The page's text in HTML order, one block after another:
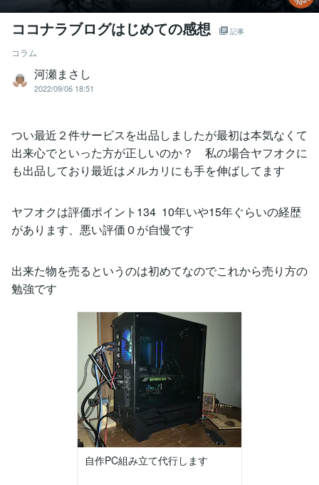
ココナラブログはじめての感想 記事
コラム
河瀬まさし
2022/09/06 18:51
つい最近２件サービスを出品しましたが最初は本気なくて
出来心でといった方が正しいのか？ 私の場合ヤフオクに
も出品しており最近はメルカリにも手を伸ばしてます
ヤフオクは評価ポイント134 10年いや15年ぐらいの経歴
があります、悪い評価０が自慢です
出来た物を売るというのは初めてなのでこれから売り方の
勉強です
自作PC組み立て代行します